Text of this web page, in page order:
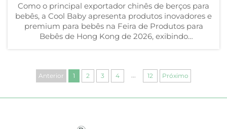
Como o principal exportador chinês de berços para
bebês, a Cool Baby apresenta produtos inovadores e
premium para bebês na Feira de Produtos para
Bebês de Hong Kong de 2026, exibindo
Anterior 1 2 3 4 12 Próximo